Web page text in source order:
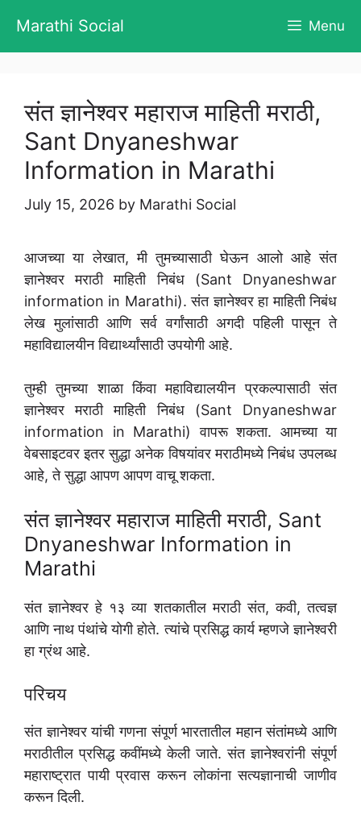
content
Marathi Social Menu
संत ज्ञानेश्वर महाराज माहिती मराठी,
Sant Dnyaneshwar
Information in Marathi
July 15, 2026 by Marathi Social
आजच्या या लेखात, मी तुमच्यासाठी घेऊन आलो आहे संत
ज्ञानेश्वर मराठी माहिती निबंध (Sant Dnyaneshwar
information in Marathi). संत ज्ञानेश्वर हा माहिती निबंध
लेख मुलांसाठी आणि सर्व वर्गांसाठी अगदी पहिली पासून ते
महाविद्यालयीन विद्यार्थ्यांसाठी उपयोगी आहे.
तुम्ही तुमच्या शाळा किंवा महाविद्यालयीन प्रकल्पासाठी संत
ज्ञानेश्वर मराठी माहिती निबंध (Sant Dnyaneshwar
information in Marathi) वापरू शकता. आमच्या या
वेबसाइटवर इतर सुद्धा अनेक विषयांवर मराठीमध्ये निबंध उपलब्ध
आहे, ते सुद्धा आपण आपण वाचू शकता.
संत ज्ञानेश्वर महाराज माहिती मराठी, Sant
Dnyaneshwar Information in
Marathi
संत ज्ञानेश्वर हे १३ व्या शतकातील मराठी संत, कवी, तत्वज्ञ
आणि नाथ पंथांचे योगी होते. त्यांचे प्रसिद्ध कार्य म्हणजे ज्ञानेश्वरी
हा ग्रंथ आहे.
परिचय
संत ज्ञानेश्वर यांची गणना संपूर्ण भारतातील महान संतांमध्ये आणि
मराठीतील प्रसिद्ध कवींमध्ये केली जाते. संत ज्ञानेश्वरांनी संपूर्ण
महाराष्ट्रात पायी प्रवास करून लोकांना सत्यज्ञानाची जाणीव
करून दिली.